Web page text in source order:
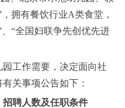
拥有餐饮行业A类食堂，
“全国妇联争先创优先进
工作需要，决定面向社
关事项公告如下：
聘人数及任职条件